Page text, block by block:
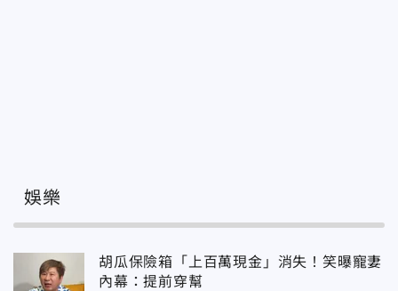
娛樂
胡瓜保險箱「上百萬現金」消失！笑曝寵妻
內幕：提前穿幫